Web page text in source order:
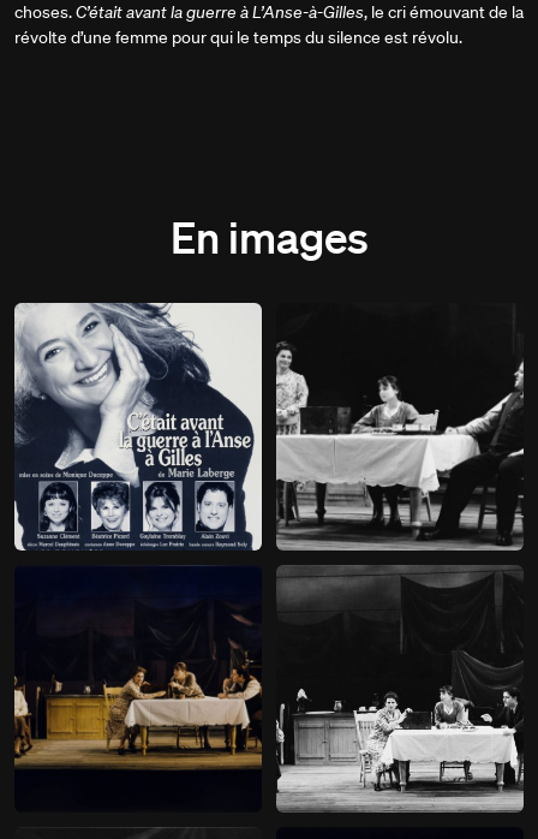
choses.C’était avant la guerre à L’Anse-à-Gilles, le cri émouvant de la
révolte d’une femme pour qui le temps du silence est révolu.
En images